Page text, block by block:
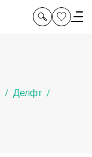
/ Делфт /